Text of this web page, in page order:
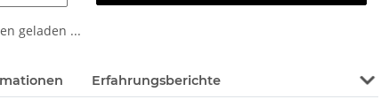
geladen ...
Erfahrungsberichte